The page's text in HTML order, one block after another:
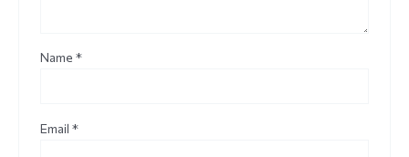
Name *
Email *